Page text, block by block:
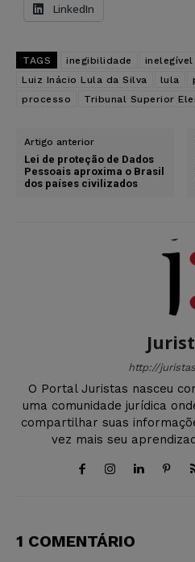
LinkedIn
TAGS inegibilidade inelegível
Luiz Inácio Lula da Silva
lula
processo
Tribunal Superior
Artigo anterior
Lei de proteção de Dados
Pessoais aproxima o Brasil
dos países civilizados
http://
O Portal Juristas nasceu
uma comunidade jurídica
compartilhar suas
vez mais seu
1 COMENTÁRIO